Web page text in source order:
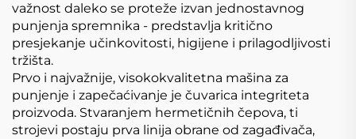
važnost daleko se proteže izvan jednostavnog
punjenja spremnika - predstavlja kritično
presjekanje učinkovitosti, higijene i prilagodljivosti
tržišta.
Prvo i najvažnije, visokokvalitetna mašina za
punjenje i zapečaćivanje je čuvarica integriteta
proizvoda. Stvaranjem hermetičnih čepova, ti
strojevi postaju prva linija obrane od zagađivača,